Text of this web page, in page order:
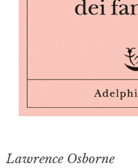
Lawrence Osborne